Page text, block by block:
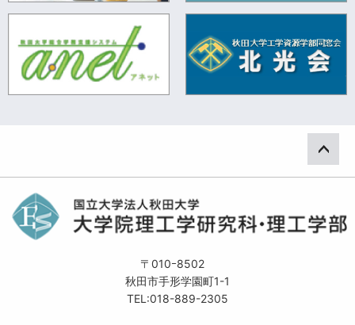
〒010ｰ8502
秋田市手形学園町1-1
TEL:018-889-2305